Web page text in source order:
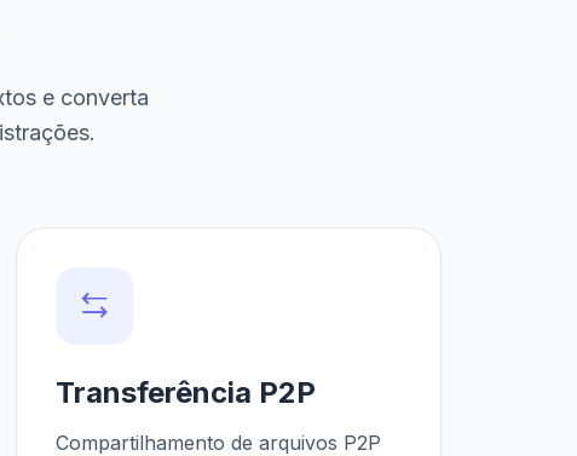
e converta
Transferência P2P
Compartilhamento de arquivos P2P